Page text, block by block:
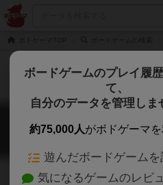
ボードゲームカフ
Welcome to the
ボードゲームのプレイ履
て、
自分のデータを管理しま
約75,000人がボドゲーマを
遊んだボードゲームを
気になるゲームのレビ